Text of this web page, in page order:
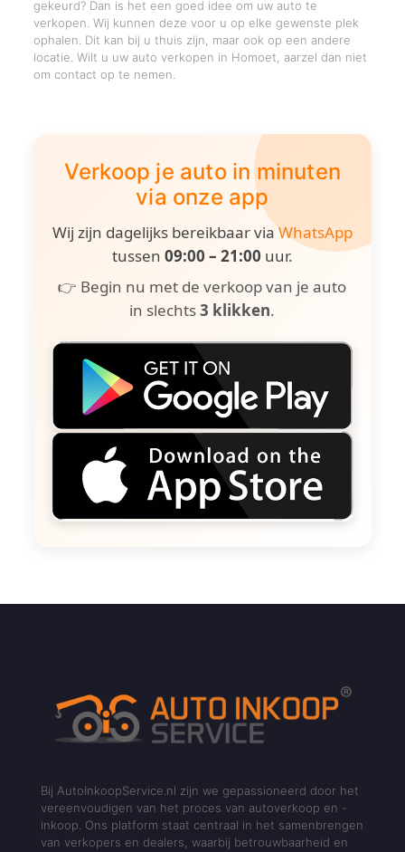
gekeurd? Dan is het een goed idee om uw auto te
verkopen. Wij kunnen deze voor u op elke gewenste plek
ophalen. Dit kan bij u thuis zijn, maar ook op een andere
locatie. Wilt u uw auto verkopen in Homoet, aarzel dan niet
om contact op te nemen.
Verkoop je auto in minuten
via onze app
Wij zijn dagelijks bereikbaar viaWhatsApp
tussen 09:00 – 21:00 uur.
👉 Begin nu met de verkoop van je auto
in slechts3 klikken.
Bij AutoInkoopService.nl zijn we gepassioneerd door het
vereenvoudigen van het proces van autoverkoop en -
inkoop. Ons platform staat centraal in het samenbrengen
van verkopers en dealers, waarbij betrouwbaarheid en